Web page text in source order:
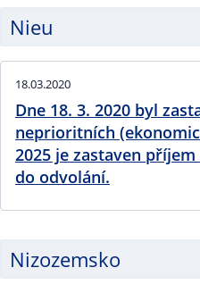
Nieu
18.03.2020
Dne 18. 3. 2020 byl
neprioritních
2025 je zastaven
do odvolání.
Nizozemsko